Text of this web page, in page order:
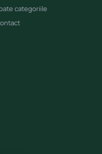
categoriile